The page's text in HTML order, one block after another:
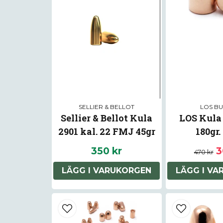
SELLIER & BELLOT
Sellier & Bellot Kula
2901 kal. 22 FMJ 45gr
350 kr
LÄGG I VARUKORGEN
LOS
LOS
470 kr
LÄGG I